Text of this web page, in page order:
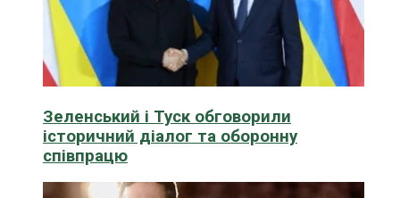
Зеленський і Туск обговорили
історичний діалог та оборонну
співпрацю